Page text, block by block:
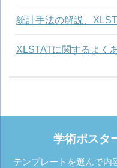
統計手法の解説、
XLSTATに関するよく
学術ポスタ
テンプレートを選んで内